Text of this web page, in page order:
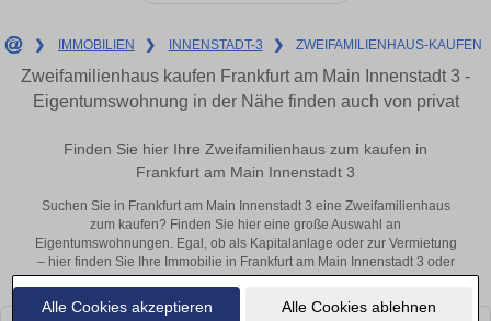
Alle Cookies akzeptieren Alle Cookies ablehnen
❯ IMMOBILIEN ❯ INNENSTADT-3 ❯ ZWEIFAMILIENHAUS-KAUFEN
Zweifamilienhaus kaufen Frankfurt am Main Innenstadt 3 -
Eigentumswohnung in der Nähe finden auch von privat
Finden Sie hier Ihre Zweifamilienhaus zum kaufen in
Frankfurt am Main Innenstadt 3
Suchen Sie in Frankfurt am Main Innenstadt 3 eine Zweifamilienhaus
zum kaufen? Finden Sie hier eine große Auswahl an
Eigentumswohnungen. Egal, ob als Kapitalanlage oder zur Vermietung
– hier finden Sie Ihre Immobilie in Frankfurt am Main Innenstadt 3 oder
in der Nähe.